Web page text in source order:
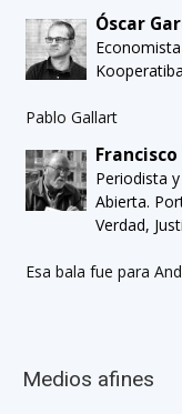
Óscar
Pablo Gallart
Periodista
Abierta.
Verdad,
Esa bala fue para
Medios afines